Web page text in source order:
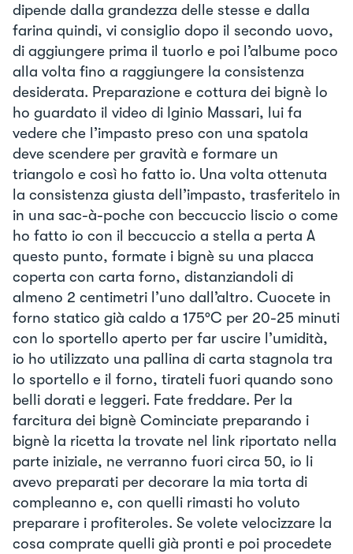
dipende dalla grandezza delle stesse e dalla
farina quindi, vi consiglio dopo il secondo uovo,
di aggiungere prima il tuorlo e poi l’albume poco
alla volta fino a raggiungere la consistenza
desiderata. Preparazione e cottura dei bignè Io
ho guardato il video di Iginio Massari, lui fa
vedere che l’impasto preso con una spatola
deve scendere per gravità e formare un
triangolo e così ho fatto io. Una volta ottenuta
la consistenza giusta dell’impasto, trasferitelo in
in una sac-à-poche con beccuccio liscio o come
ho fatto io con il beccuccio a stella a perta A
questo punto, formate i bignè su una placca
coperta con carta forno, distanziandoli di
almeno 2 centimetri l’uno dall’altro. Cuocete in
forno statico già caldo a 175°C per 20-25 minuti
con lo sportello aperto per far uscire l’umidità,
io ho utilizzato una pallina di carta stagnola tra
lo sportello e il forno, tirateli fuori quando sono
belli dorati e leggeri. Fate freddare. Per la
farcitura dei bignè Cominciate preparando i
bignè la ricetta la trovate nel link riportato nella
parte iniziale, ne verranno fuori circa 50, io li
avevo preparati per decorare la mia torta di
compleanno e, con quelli rimasti ho voluto
preparare i profiteroles. Se volete velocizzare la
cosa comprate quelli già pronti e poi procedete